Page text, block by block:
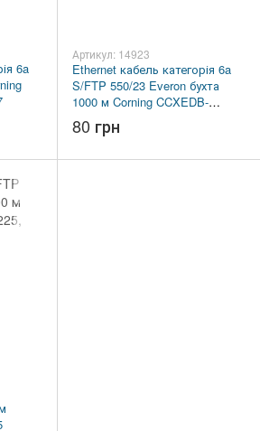
6a
Артикул: 14923
Ethernet кабель категорія 6a
S/FTP 550/23 Everon бухта
1000 м Corning CCXEDB-
DC047-C001-L7
80 грн